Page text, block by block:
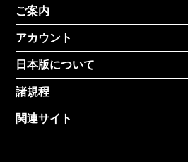
ご案内
アカウント
日本版について
諸規程
関連サイト